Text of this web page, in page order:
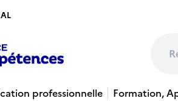
professionnelle Formation,